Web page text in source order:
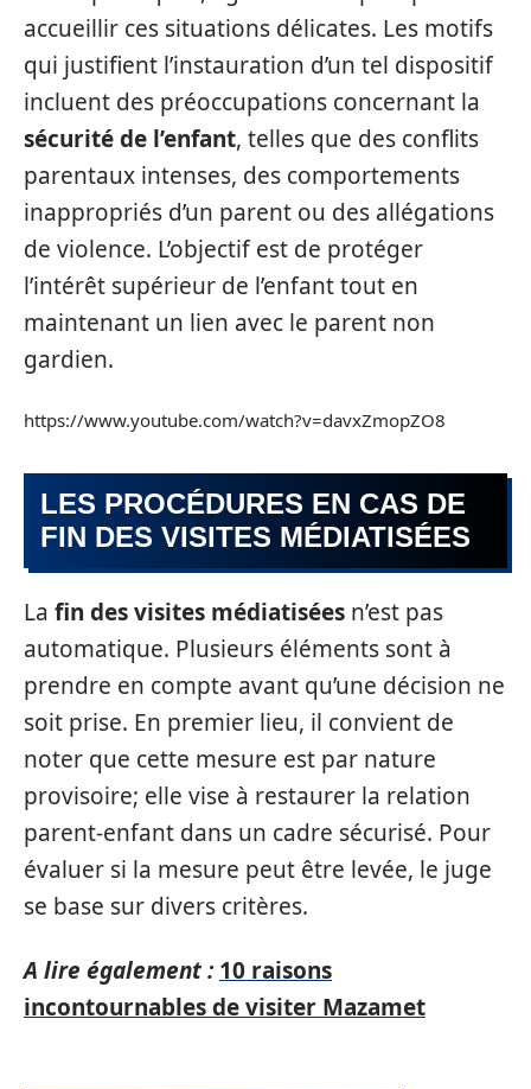
accueillir ces situations délicates. Les motifs
qui justifient l’instauration d’un tel dispositif
incluent des préoccupations concernant la
sécurité de l’enfant, telles que des conflits
parentaux intenses, des comportements
inappropriés d’un parent ou des allégations
de violence. L’objectif est de protéger
l’intérêt supérieur de l’enfant tout en
maintenant un lien avec le parent non
gardien.
https://www.youtube.com/watch?v=davxZmopZO8
LES PROCÉDURES EN CAS DE
FIN DES VISITES MÉDIATISÉES
La fin des visites médiatisées n’est pas
automatique. Plusieurs éléments sont à
prendre en compte avant qu’une décision ne
soit prise. En premier lieu, il convient de
noter que cette mesure est par nature
provisoire; elle vise à restaurer la relation
parent-enfant dans un cadre sécurisé. Pour
évaluer si la mesure peut être levée, le juge
se base sur divers critères.
A lire également : 10 raisons
incontournables de visiter Mazamet